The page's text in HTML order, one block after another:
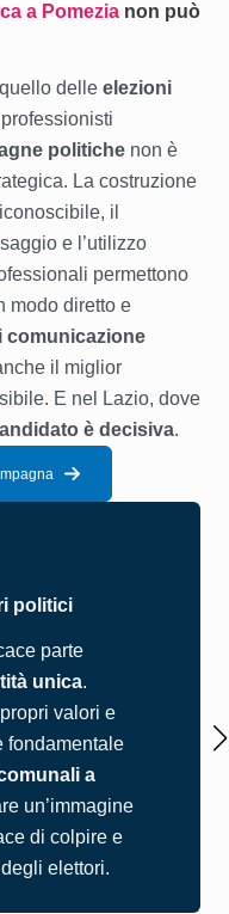
a Pomezia non può
delle elezioni
politiche non è
La costruzione
il
e l’utilizzo
permettono
modo diretto e
comunicazione
il miglior
E nel Lazio, dove
è decisiva.
politici
parte
unica.
valori e
fondamentale
a
un’immagine
di colpire e
elettori.